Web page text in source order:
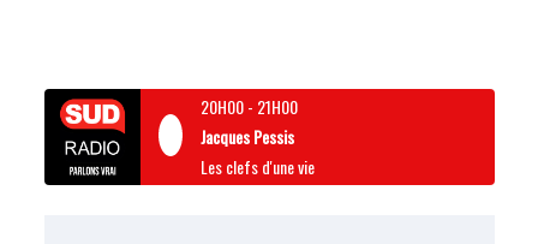
20H00- 21H00
Jacques Pessis
Les clefs d'une vie